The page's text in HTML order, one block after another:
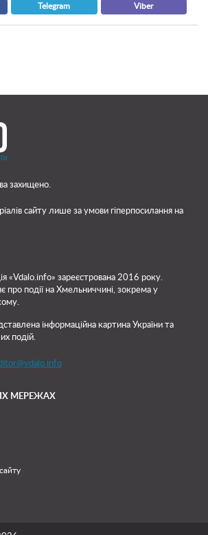
Telegram Viber
захищено.
сайту лише за умови гіперпосилання на
«Vdalo.info» зареєстрована 2016 року.
про події на Хмельниччині, зокрема у
інформаційна картина України та
подій.
МЕРЕЖАХ